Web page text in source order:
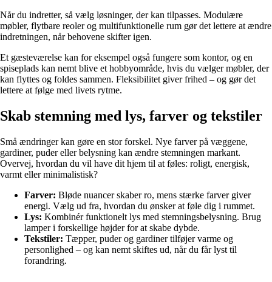
Når du indretter, så vælg løsninger, der kan tilpasses. Modulære
møbler, flytbare reoler og multifunktionelle rum gør det lettere at ændre
indretningen, når behovene skifter igen.
Et gæsteværelse kan for eksempel også fungere som kontor, og en
spiseplads kan nemt blive et hobbyområde, hvis du vælger møbler, der
kan flyttes og foldes sammen. Fleksibilitet giver frihed – og gør det
lettere at følge med livets rytme.
Skab stemning med lys, farver og tekstiler
Små ændringer kan gøre en stor forskel. Nye farver på væggene,
gardiner, puder eller belysning kan ændre stemningen markant.
Overvej, hvordan du vil have dit hjem til at føles: roligt, energisk,
varmt eller minimalistisk?
Farver: Bløde nuancer skaber ro, mens stærke farver giver
energi. Vælg ud fra, hvordan du ønsker at føle dig i rummet.
Lys: Kombinér funktionelt lys med stemningsbelysning. Brug
lamper i forskellige højder for at skabe dybde.
Tekstiler: Tæpper, puder og gardiner tilføjer varme og
personlighed – og kan nemt skiftes ud, når du får lyst til
forandring.